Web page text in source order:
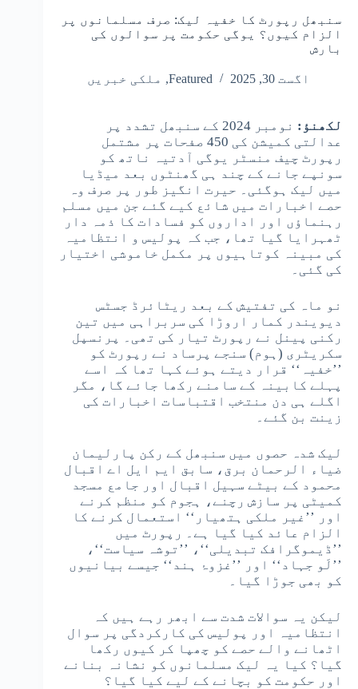
سنبھل رپورٹ کا خفیہ لیک: صرف مسلمانوں پر
الزام کیوں؟ یوگی حکومت پر سوالوں کی
بارش
اگست 30, 2025 Featured
, ملکی خبریں
لکھنؤ:
نومبر 2024 کے سنبھل تشدد پر
عدالتی کمیشن کی 450 صفحات پر مشتمل
رپورٹ چیف منسٹر یوگی آدتیہ ناتھ کو
سونپے جانے کے چند ہی گھنٹوں بعد میڈیا
میں لیک ہوگئی۔ حیرت انگیز طور پر صرف وہ
حصے اخبارات میں شائع کیے گئے جن میں مسلم
رہنماؤں اور اداروں کو فسادات کا ذمہ دار
ٹھہرایا گیا تھا، جب کہ پولیس و انتظامیہ
کی مبینہ کوتاہیوں پر مکمل خاموشی اختیار
کی گئی۔
نو ماہ کی تفتیش کے بعد ریٹائرڈ جسٹس
دیویندر کمار اروڑا کی سربراہی میں تین
رکنی پینل نے رپورٹ تیار کی تھی۔ پرنسپل
سکریٹری (ہوم) سنجے پرساد نے رپورٹ کو
’’خفیہ‘‘ قرار دیتے ہوئے کہا تھا کہ اسے
پہلے کابینہ کے سامنے رکھا جائے گا، مگر
اگلے ہی دن منتخب اقتباسات اخبارات کی
زینت بن گئے۔
لیک شدہ حصوں میں سنبھل کے رکن پارلیمان
ضیاء الرحمان برق، سابق ایم ایل اے اقبال
محمود کے بیٹے سہیل اقبال اور جامع مسجد
کمیٹی پر سازش رچنے، ہجوم کو منظم کرنے
اور ’’غیر ملکی ہتھیار‘‘ استعمال کرنے کا
الزام عائد کیا گیا ہے۔ رپورٹ میں
’’ڈیموگرافک تبدیلی‘‘، ’’توشہ سیاست‘‘،
’’لَو جہاد‘‘ اور ’’غزوۂ ہند‘‘ جیسے بیانیوں
کو بھی جوڑا گیا۔
لیکن یہ سوالات شدت سے ابھر رہے ہیں کہ
انتظامیہ اور پولیس کی کارکردگی پر سوال
اٹھانے والے حصے کو چھپا کر کیوں رکھا
گیا؟ کیا یہ لیک مسلمانوں کو نشانہ بنانے
اور حکومت کو بچانے کے لیے کیا گیا؟